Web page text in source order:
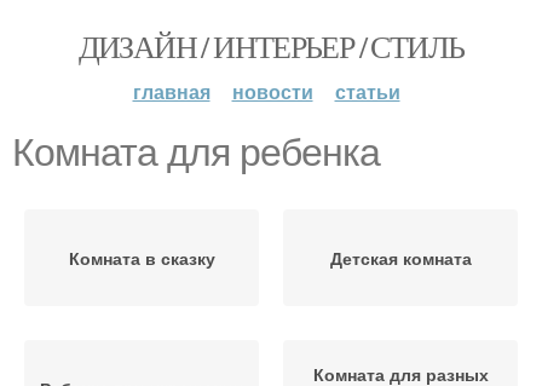
ДИЗАЙН / ИНТЕРЬЕР / СТИЛЬ
главная новости статьи
Комната для ребенка
Комната в сказку Детская комната
Комната для разных